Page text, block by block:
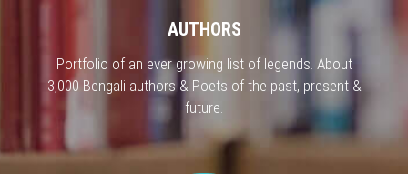
AUTHORS
Portfolio of an ever growing list of legends. About
3,000 Bengali authors & Poets of the past, present &
future.